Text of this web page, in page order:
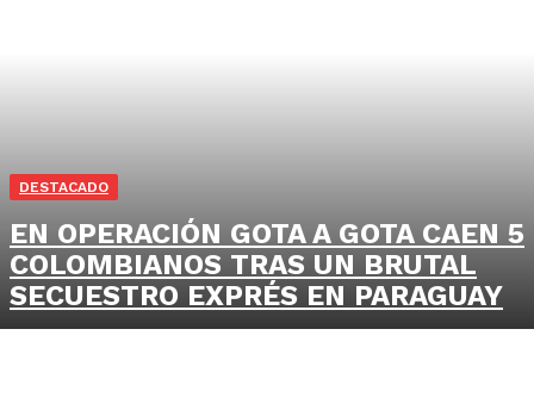
DESTACADO
EN OPERACIÓN GOTA A GOTA CAEN 5
COLOMBIANOS TRAS UN BRUTAL
SECUESTRO EXPRÉS EN PARAGUAY